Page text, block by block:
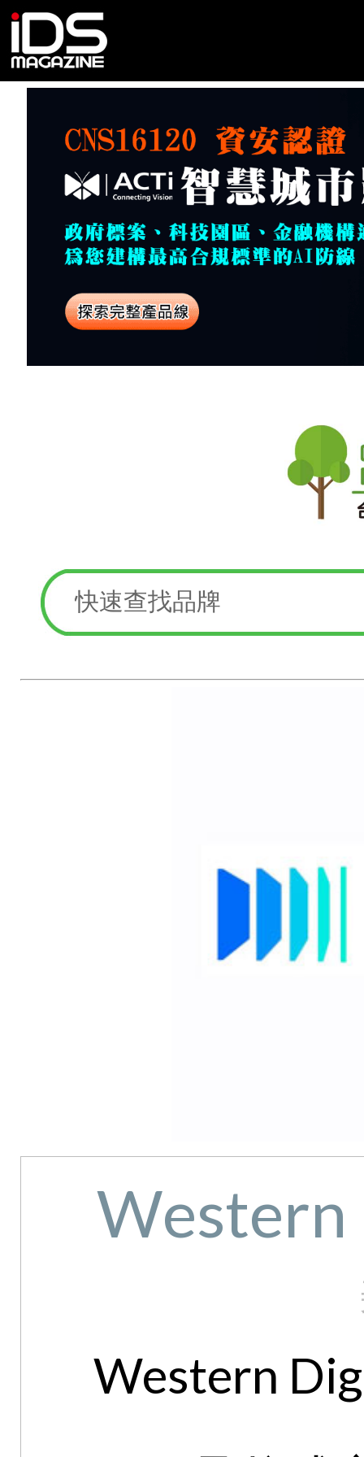
Western